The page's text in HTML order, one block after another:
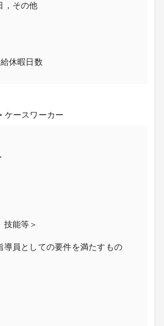
，その他
休暇日数
ケースワーカー
技能等＞
導員としての要件を満たすもの